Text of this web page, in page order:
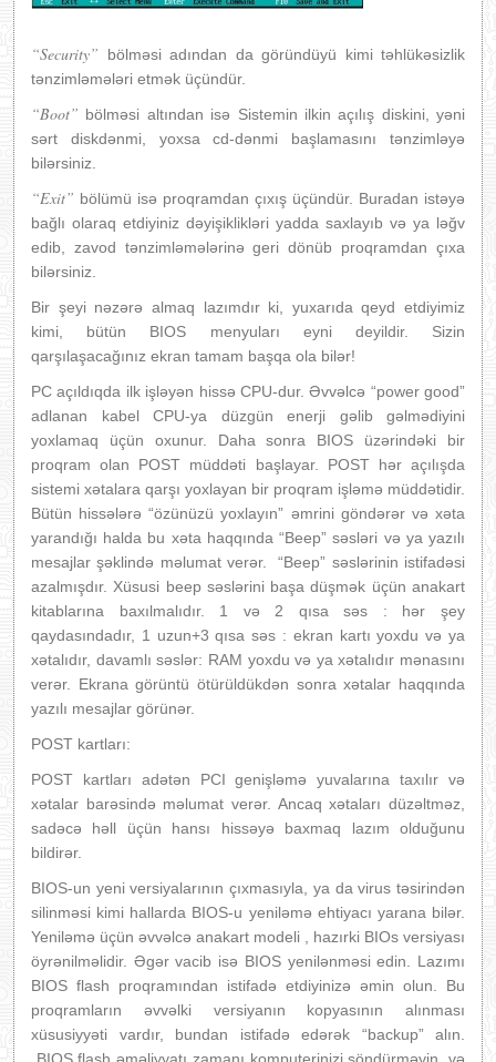
“Security” bölməsi adından da göründüyü kimi təhlükəsizlik
tənzimləmələri etmək üçündür.
“Boot” bölməsi altından isə Sistemin ilkin açılış diskini, yəni
sərt diskdənmi, yoxsa cd-dənmi başlamasını tənzimləyə
bilərsiniz.
“Exit” bölümü isə proqramdan çıxış üçündür. Buradan istəyə
bağlı olaraq etdiyiniz dəyişiklikləri yadda saxlayıb və ya ləğv
edib, zavod tənzimləmələrinə geri dönüb proqramdan çıxa
bilərsiniz.
Bir şeyi nəzərə almaq lazımdır ki, yuxarıda qeyd etdiyimiz
kimi, bütün BIOS menyuları eyni deyildir. Sizin
qarşılaşacağınız ekran tamam başqa ola bilər!
PC açıldıqda ilk işləyən hissə CPU-dur. Əvvəlcə “power good”
adlanan kabel CPU-ya düzgün enerji gəlib gəlmədiyini
yoxlamaq üçün oxunur. Daha sonra BIOS üzərindəki bir
proqram olan POST müddəti başlayar. POST hər açılışda
sistemi xətalara qarşı yoxlayan bir proqram işləmə müddətidir.
Bütün hissələrə “özünüzü yoxlayın” əmrini göndərər və xəta
yarandığı halda bu xəta haqqında “Beep” səsləri və ya yazılı
mesajlar şəklində məlumat verər. “Beep” səslərinin istifadəsi
azalmışdır. Xüsusi beep səslərini başa düşmək üçün anakart
kitablarına baxılmalıdır. 1 və 2 qısa səs : hər şey
qaydasındadır, 1 uzun+3 qısa səs : ekran kartı yoxdu və ya
xətalıdır, davamlı səslər: RAM yoxdu və ya xətalıdır mənasını
verər. Ekrana görüntü ötürüldükdən sonra xətalar haqqında
yazılı mesajlar görünər.
POST kartları:
POST kartları adətən PCI genişləmə yuvalarına taxılır və
xətalar barəsində məlumat verər. Ancaq xətaları düzəltməz,
sadəcə həll üçün hansı hissəyə baxmaq lazım olduğunu
bildirər.
BIOS-un yeni versiyalarının çıxmasıyla, ya da virus təsirindən
silinməsi kimi hallarda BIOS-u yeniləmə ehtiyacı yarana bilər.
Yeniləmə üçün əvvəlcə anakart modeli , hazırki BIOs versiyası
öyrənilməlidir. Əgər vacib isə BIOS yenilənməsi edin. Lazımı
BIOS flash proqramından istifadə etdiyinizə əmin olun. Bu
proqramların əvvəlki versiyanın kopyasının alınması
xüsusiyyəti vardır, bundan istifadə edərək “backup” alın.